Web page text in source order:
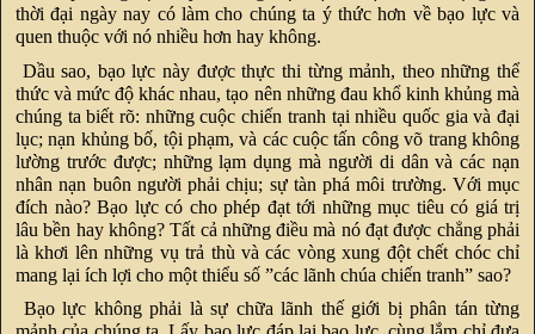
thời đại ngày nay có làm cho chúng ta ý thức hơn về bạo lực và
quen thuộc với nó nhiều hơn hay không.
Dầu sao, bạo lực này được thực thi từng mảnh, theo những thể
thức và mức độ khác nhau, tạo nên những đau khổ kinh khủng mà
chúng ta biết rõ: những cuộc chiến tranh tại nhiều quốc gia và đại
lục; nạn khủng bố, tội phạm, và các cuộc tấn công võ trang không
lường trước được; những lạm dụng mà người di dân và các nạn
nhân nạn buôn người phải chịu; sự tàn phá môi trường. Với mục
đích nào? Bạo lực có cho phép đạt tới những mục tiêu có giá trị
lâu bền hay không? Tất cả những điều mà nó đạt được chẳng phải
là khơi lên những vụ trả thù và các vòng xung đột chết chóc chỉ
mang lại ích lợi cho một thiểu số ”các lãnh chúa chiến tranh” sao?
Bạo lực không phải là sự chữa lãnh thế giới bị phân tán từng